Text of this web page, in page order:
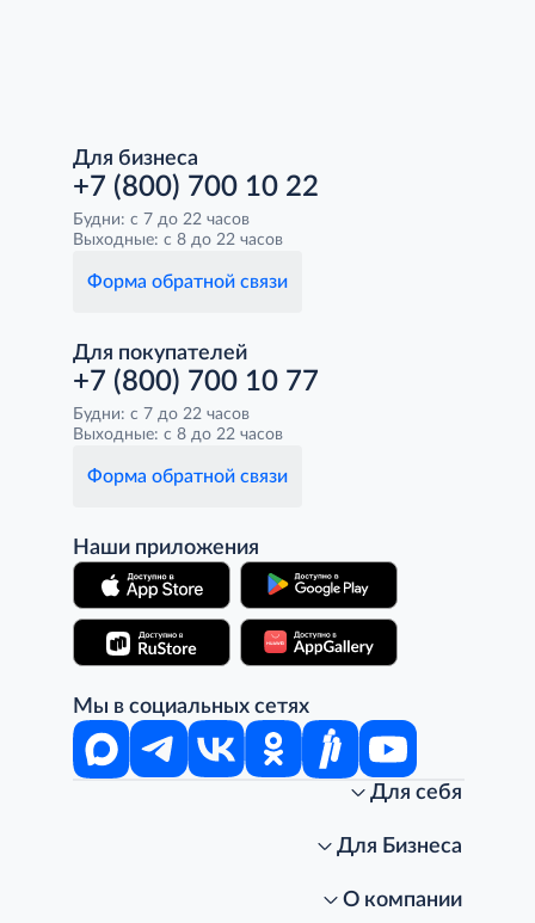
Для бизнеса
+7 (800) 700 10 22
Будни: с 7 до 22 часов
Выходные: с 8 до 22 часов
Форма обратной связи
Для покупателей
+7 (800) 700 10 77
Будни: с 7 до 22 часов
Выходные: с 8 до 22 часов
Форма обратной связи
Наши приложения
Мы в социальных сетях
Для себя
Стань клиентом METRO
Для Бизнеса
О компании